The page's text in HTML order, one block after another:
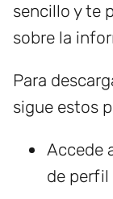
sencillo y te
sobre la
Para
sigue estos
Accede
de perfil